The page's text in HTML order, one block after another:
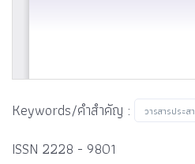
Keywords/คำสำคัญ : วารสารประ
ISSN 2228 - 9801